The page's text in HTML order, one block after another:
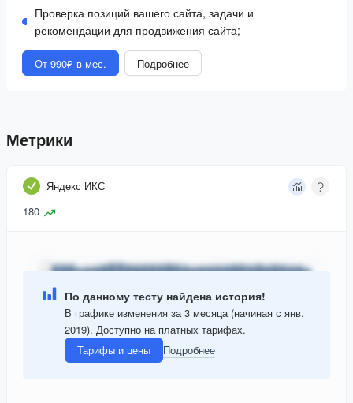
Проверка позиций вашего сайта, задачи и
рекомендации для продвижения сайта;
От 990₽ в мес. Подробнее
Метрики
Яндекс ИКС
180
По данному тесту найдена история!
В графике изменения за 3 месяца (начиная с янв.
2019). Доступно на платных тарифах.
Тарифы и цены
Подробнее